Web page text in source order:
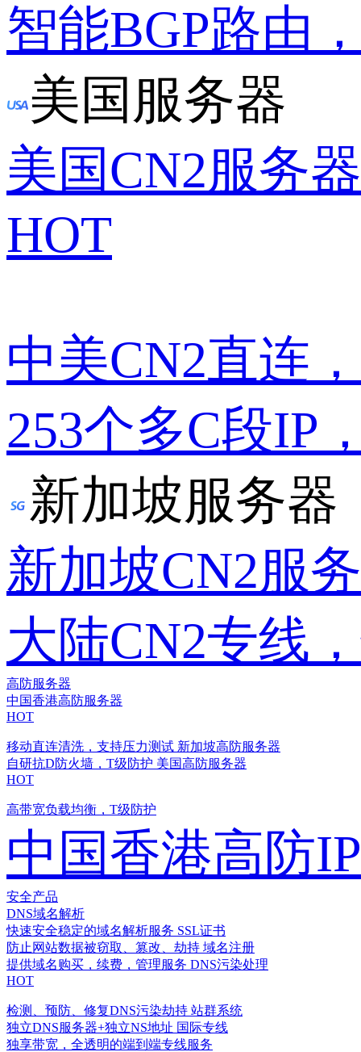
智能BGP路由
美国服务器
美国CN2服务器
HOT
中美CN2直连
253个多C段IP
新加坡服务器
新加坡CN2服
大陆CN2专线
高防服务器
中国香港高防服务器
HOT
移动直连清洗，支持压力测试 新加坡高防服务器
自研抗D防火墙，T级防护 美国高防服务器
HOT
高带宽负载均衡，T级防护
中国香港高防IP
安全产品
DNS域名解析
快速安全稳定的域名解析服务 SSL证书
防止网站数据被窃取、篡改、劫持 域名注册
提供域名购买，续费，管理服务 DNS污染处理
HOT
检测、预防、修复DNS污染劫持 站群系统
独立DNS服务器+独立NS地址 国际专线
独享带宽，全透明的端到端专线服务